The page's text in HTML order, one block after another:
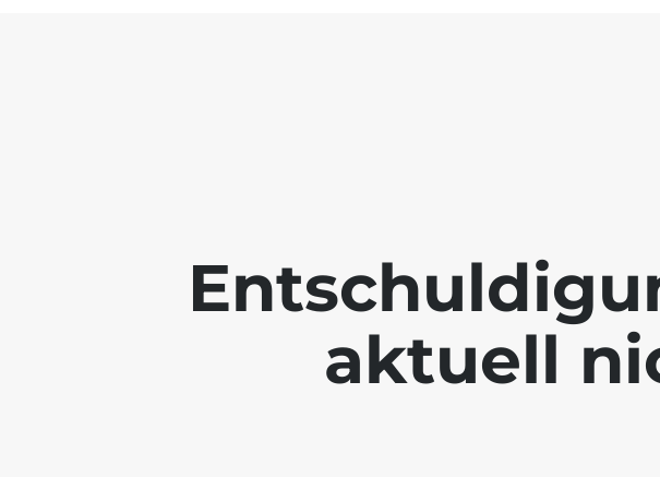
aktuell